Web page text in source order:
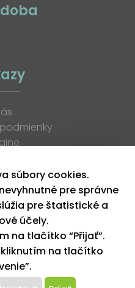
o. | Všetky práva vyhradené
design by MFP
súbory cookies.
pre správne
pre štatistické a
účely.
na tlačítko “Přijať”.
na tlačítko